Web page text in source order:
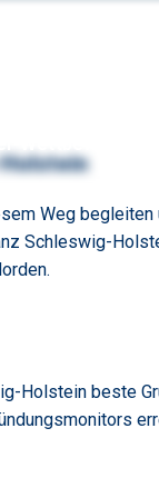
Weg
Schleswig-
Holstein beste